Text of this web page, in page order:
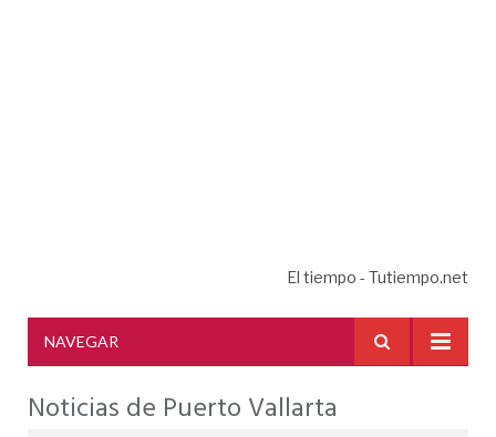
El tiempo - Tutiempo.net
NAVEGAR
Noticias de Puerto Vallarta